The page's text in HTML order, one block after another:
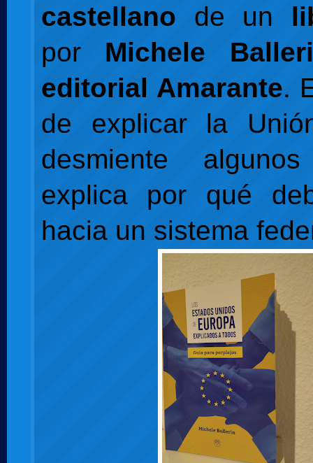
castellano de un
por Michele
editorial Amarante.
de explicar la
desmiente
explica por qué
hacia un sistema